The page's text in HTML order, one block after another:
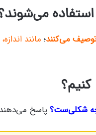
می‌کنند؛ مانند
چه شکلی‌ست؟ پاسخ